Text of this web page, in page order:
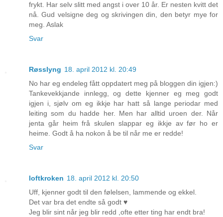
frykt. Har selv slitt med angst i over 10 år. Er nesten kvitt det
nå. Gud velsigne deg og skrivingen din, den betyr mye for
meg. Aslak
Svar
Røsslyng 18. april 2012 kl. 20:49
No har eg endeleg fått oppdatert meg på bloggen din igjen:)
Tankevekkjande innlegg, og dette kjenner eg meg godt
igjen i, sjølv om eg ikkje har hatt så lange periodar med
leiting som du hadde her. Men har alltid uroen der. Når
jenta går heim frå skulen slappar eg ikkje av før ho er
heime. Godt å ha nokon å be til når me er redde!
Svar
loftkroken 18. april 2012 kl. 20:50
Uff, kjenner godt til den følelsen, lammende og ekkel.
Det var bra det endte så godt ♥
Jeg blir sint når jeg blir redd ,ofte etter ting har endt bra!